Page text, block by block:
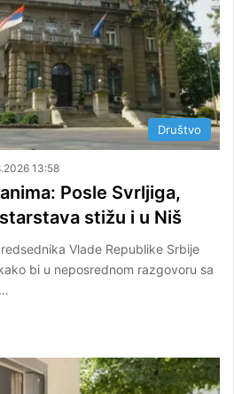
Društvo
13:58
Posle Svrljiga,
stižu i u Niš
Vlade Republike Srbije
bi u neposrednom razgovoru sa